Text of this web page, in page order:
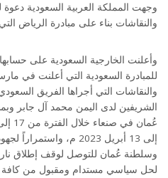
وجهت المملكة العربية السعودية
والنقاشات بناء على مبادرة الرياض التي
وأعلنت الخارجية السعودية على
والنقاشات التي أجراها الفريق
الشريفين لدى اليمن محمد آل جابر
إلى 13 أبريل 2023 م،
وسلطنة عُمان للتوصل لوقف إطلاق
لحل سياسي مستدام ومقبول من كافة